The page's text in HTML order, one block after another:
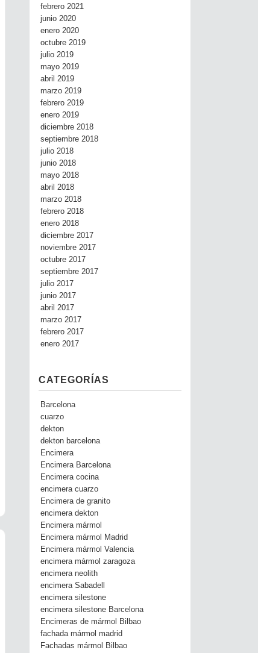
febrero 2021
junio 2020
enero 2020
octubre 2019
julio 2019
mayo 2019
abril 2019
marzo 2019
febrero 2019
enero 2019
diciembre 2018
septiembre 2018
julio 2018
junio 2018
mayo 2018
abril 2018
marzo 2018
febrero 2018
enero 2018
diciembre 2017
noviembre 2017
octubre 2017
septiembre 2017
julio 2017
junio 2017
abril 2017
marzo 2017
febrero 2017
enero 2017
CATEGORÍAS
Barcelona
cuarzo
dekton
dekton barcelona
Encimera
Encimera Barcelona
Encimera cocina
encimera cuarzo
Encimera de granito
encimera dekton
Encimera mármol
Encimera mármol Madrid
Encimera mármol Valencia
encimera mármol zaragoza
encimera neolith
encimera Sabadell
encimera silestone
encimera silestone Barcelona
Encimeras de mármol Bilbao
fachada mármol madrid
Fachadas mármol Bilbao